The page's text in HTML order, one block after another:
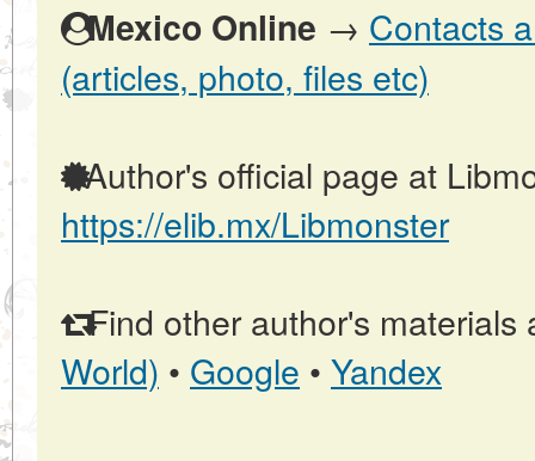
Mexico Online → Contacts
(articles, photo, files etc)
Author's official page at
https://elib.mx/Libmonster
Find other author's materials
World) • Google • Yandex